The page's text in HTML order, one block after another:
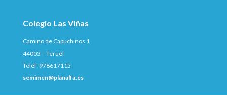
Colegio Las Viñas
Camino de Capuchinos 1
44003 – Teruel
Teléf: 978617115
semimen@planalfa.es